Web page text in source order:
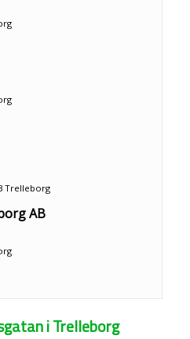
Trelleborg
AB
i Trelleborg